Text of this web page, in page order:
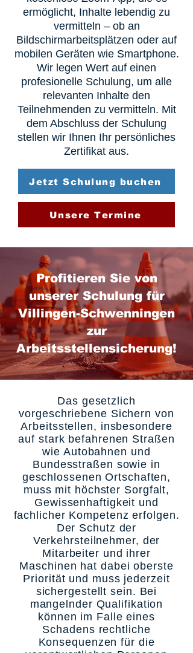
ermöglicht, Inhalte lebendig zu
vermitteln – ob an
Bildschirmarbeitsplätzen oder auf
mobilen Geräten wie Smartphone.
Wir legen Wert auf einen
profesionelle Schulung, um alle
relevanten Inhalte den
Teilnehmenden zu vermitteln. Mit
dem Abschluss der Schulung
stellen wir Ihnen Ihr persönliches
Zertifikat aus.
Jetzt Schulung buchen
Unsere Termine
Profitieren Sie von
unserer Schulung für
Villingen-Schwenningen
zur
Arbeitsstellensicherung!
Das gesetzlich
vorgeschriebene Sichern von
Arbeitsstellen, insbesondere
auf stark befahrenen Straßen
wie Autobahnen und
Bundesstraßen sowie in
geschlossenen Ortschaften,
muss mit höchster Sorgfalt,
Gewissenhaftigkeit und
fachlicher Kompetenz erfolgen.
Der Schutz der
Verkehrsteilnehmer, der
Mitarbeiter und ihrer
Maschinen hat dabei oberste
Priorität und muss jederzeit
sichergestellt sein. Bei
mangelnder Qualifikation
können im Falle eines
Schadens rechtliche
Konsequenzen für die